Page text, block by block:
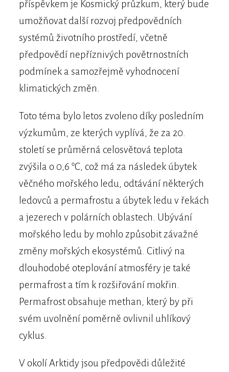
příspěvkem je Kosmický průzkum, který bude
umožňovat další rozvoj předpovědních
systémů životního prostředí, včetně
předpovědí nepříznivých povětrnostních
podmínek a samozřejmě vyhodnocení
klimatických změn.
Toto téma bylo letos zvoleno díky posledním
výzkumům, ze kterých vyplívá, že za 20.
století se průměrná celosvětová teplota
zvýšila o 0,6 °C, což má za následek úbytek
věčného mořského ledu, odtávání některých
ledovců a permafrostu a úbytek ledu v řekách
a jezerech v polárních oblastech. Ubývání
mořského ledu by mohlo způsobit závažné
změny mořských ekosystémů. Citlivý na
dlouhodobé oteplování atmosféry je také
permafrost a tím k rozšiřování mokřin.
Permafrost obsahuje methan, který by při
svém uvolnění poměrně ovlivnil uhlíkový
cyklus.
V okolí Arktidy jsou předpovědi důležité